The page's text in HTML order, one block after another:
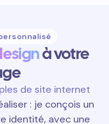
à votre
de site internet
: je conçois un
identité, avec une